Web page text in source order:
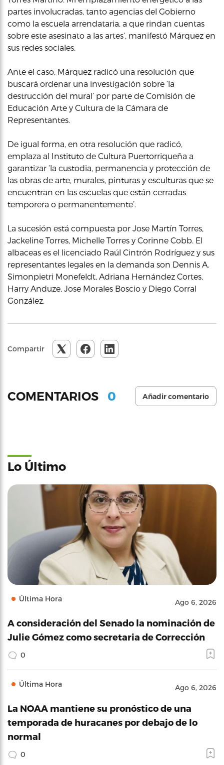
partes involucradas, tanto agencias del Gobierno
como la escuela arrendataria, a que rindan cuentas
sobre este asesinato a las artes’, manifestó Márquez en
sus redes sociales.
Ante el caso, Márquez radicó una resolución que
buscará ordenar una investigación sobre ‘la
destrucción del mural’ por parte de Comisión de
Educación Arte y Cultura de la Cámara de
Representantes.
De igual forma, en otra resolución que radicó,
emplaza al Instituto de Cultura Puertorriqueña a
garantizar ‘la custodia, permanencia y protección de
las obras de arte, murales, pinturas y esculturas que se
encuentran en las escuelas que están cerradas
temporera o permanentemente’.
La sucesión está compuesta por Jose Martín Torres,
Jackeline Torres, Michelle Torres y Corinne Cobb. El
albaceas es el licenciado Raúl Cintrón Rodríguez y sus
representantes legales en la demanda son Dennis A.
Simonpietri Monefeldt, Adriana Hernández Cortes,
Harry Anduze, Jose Morales Boscio y Diego Corral
González.
Compartir
COMENTARIOS 0 Añadir comentario
Lo Último
Última Hora Ago 6, 2026
A consideración del Senado la nominación de
Julie Gómez como secretaria de Corrección
0
Última Hora Ago 6, 2026
La NOAA mantiene su pronóstico de una
temporada de huracanes por debajo de lo
normal
0